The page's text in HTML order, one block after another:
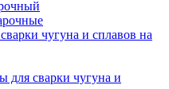
чугуна и сплавов на
для сварки чугуна и